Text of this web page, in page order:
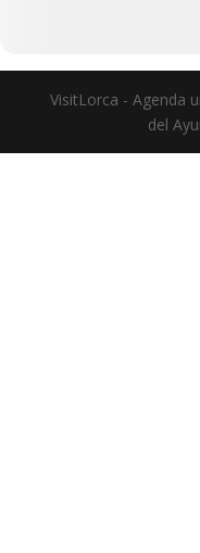
VisitLorca - Agenda
del